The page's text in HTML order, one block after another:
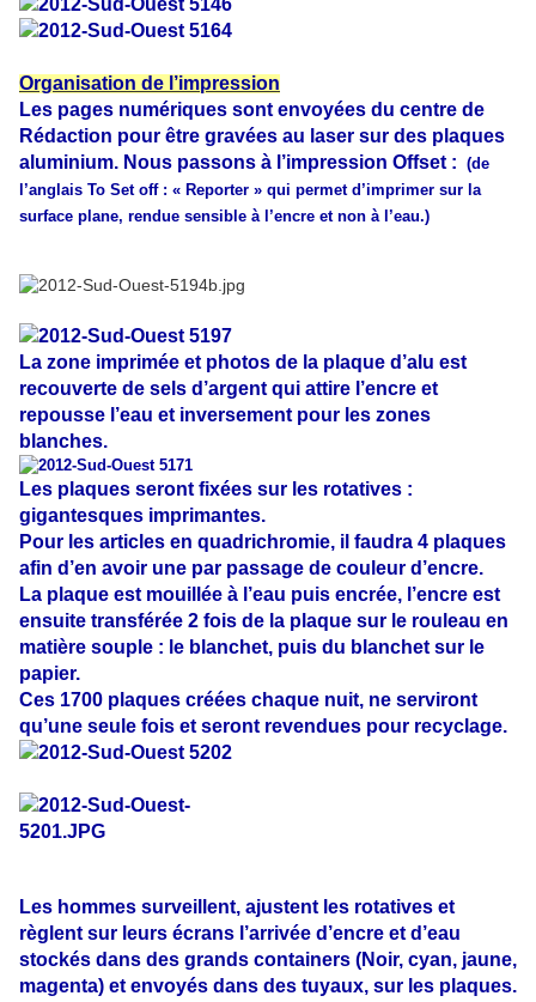
Organisation de l’impression
Les pages numériques sont envoyées du centre de
Rédaction pour être gravées au laser sur des plaques
aluminium. Nous passons à l’impression Offset : (de
l’anglais To Set off : « Reporter » qui permet d’imprimer sur la
surface plane, rendue sensible à l’encre et non à l’eau.)
La zone imprimée et photos de la plaque d’alu est
recouverte de sels d’argent qui attire l’encre et
repousse l’eau et inversement pour les zones
blanches.
Les plaques seront fixées sur les rotatives :
gigantesques imprimantes.
Pour les articles en quadrichromie, il faudra 4 plaques
afin d’en avoir une par passage de couleur d’encre.
La plaque est mouillée à l’eau puis encrée, l’encre est
ensuite transférée 2 fois de la plaque sur le rouleau en
matière souple : le blanchet, puis du blanchet sur le
papier.
Ces 1700 plaques créées chaque nuit, ne serviront
qu’une seule fois et seront revendues pour recyclage.
Les hommes surveillent, ajustent les rotatives et
règlent sur leurs écrans l’arrivée d’encre et d’eau
stockés dans des grands containers (Noir, cyan, jaune,
magenta) et envoyés dans des tuyaux, sur les plaques.